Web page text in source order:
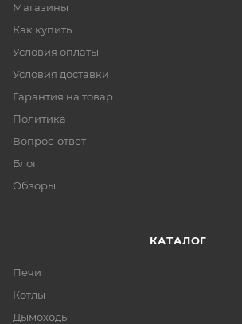
Магазины
Как купить
Условия оплаты
Условия доставки
Гарантия на товар
Политика
Вопрос-ответ
Блог
Обзоры
КАТАЛОГ
Печи
Котлы
Дымоходы